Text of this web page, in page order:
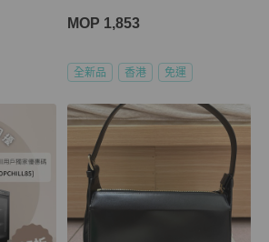
MOP 1,853
全新品 香港 免運